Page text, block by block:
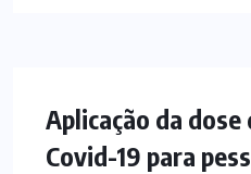
Aplicação da
Covid-19 para